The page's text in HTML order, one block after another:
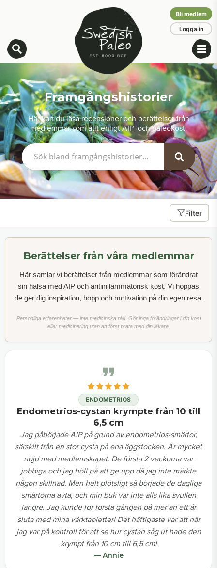
Bli medlem
Logga in
Framgångshistorier
Här kan du läsa recensioner och berättelser från
medlemmar som ätit enligt AIP- och paleokost.
Filter
Berättelser från våra medlemmar
Här samlar vi berättelser från medlemmar som förändrat
sin hälsa med AIP och antiinflammatorisk kost. Vi hoppas
de ger dig inspiration, hopp och motivation på din egen resa.
Personliga erfarenheter — inte medicinska råd. Gör inga förändringar i din kost
eller medicinering utan att först prata med din läkare.
ENDOMETRIOS
Endometrios-cystan krympte från 10 till
6,5 cm
Jag påbörjade AIP på grund av endometrios-smärtor,
särskilt från en stor cysta på ena äggstocken. Är mycket
nöjd med medlemskapet. De första 2 veckorna var
jobbiga och jag höll på att ge upp då jag inte märkte
någon skillnad. Men helt plötsligt så började de dagliga
smärtorna avta, och min buk var inte alls lika svullen
längre. Jag kunde för första gången på mer än ett år
sluta med mina värktabletter! Det häftigaste var att när
jag var på kontroll för att se hur cystan såg ut hade den
krympt från 10 cm till 6,5 cm!
— Annie